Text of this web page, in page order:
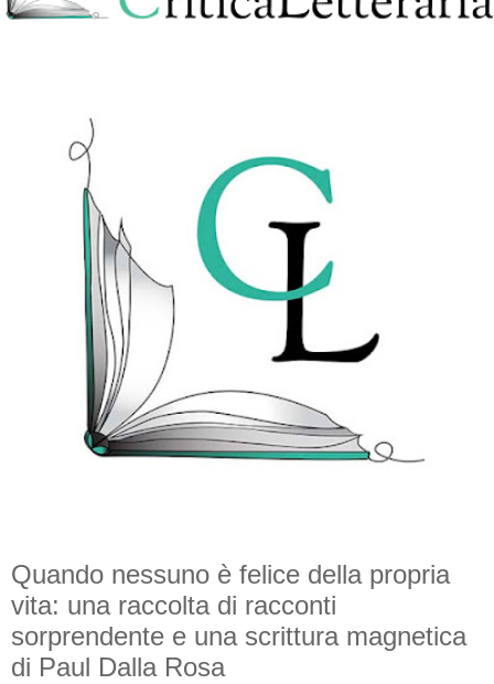
Quando nessuno è felice della propria
vita: una raccolta di racconti
sorprendente e una scrittura magnetica
di Paul Dalla Rosa